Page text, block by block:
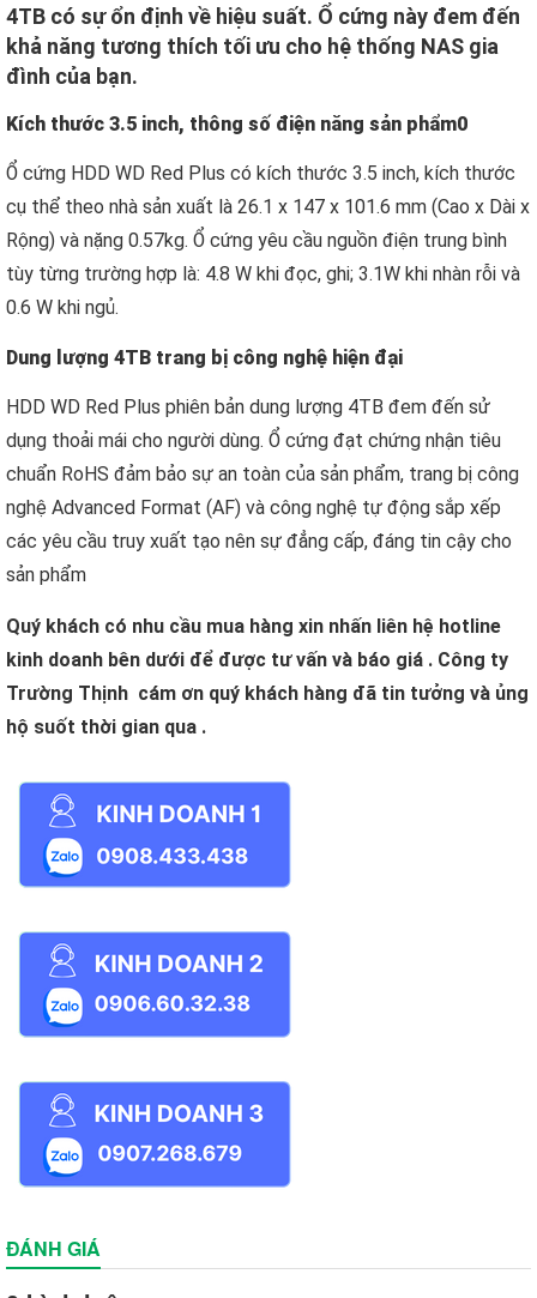
4TB có sự ổn định về hiệu suất. Ổ cứng này đem đến
khả năng tương thích tối ưu cho hệ thống NAS gia
đình của bạn.
Kích thước 3.5 inch, thông số điện năng sản phẩm0
Ổ cứng HDD WD Red Plus có kích thước 3.5 inch, kích thước
cụ thể theo nhà sản xuất là 26.1 x 147 x 101.6 mm (Cao x Dài x
Rộng) và nặng 0.57kg. Ổ cứng yêu cầu nguồn điện trung bình
tùy từng trường hợp là: 4.8 W khi đọc, ghi; 3.1W khi nhàn rỗi và
0.6 W khi ngủ.
Dung lượng 4TB trang bị công nghệ hiện đại
HDD WD Red Plus phiên bản dung lượng 4TB đem đến sử
dụng thoải mái cho người dùng. Ổ cứng đạt chứng nhận tiêu
chuẩn RoHS đảm bảo sự an toàn của sản phẩm, trang bị công
nghệ Advanced Format (AF) và công nghệ tự động sắp xếp
các yêu cầu truy xuất tạo nên sự đẳng cấp, đáng tin cậy cho
sản phẩm
Quý khách có nhu cầu mua hàng xin nhấn liên hệ hotline
kinh doanh bên dưới để được tư vấn và báo giá . Công ty
Trường Thịnh cám ơn quý khách hàng đã tin tưởng và ủng
hộ suốt thời gian qua .
ĐÁNH GIÁ